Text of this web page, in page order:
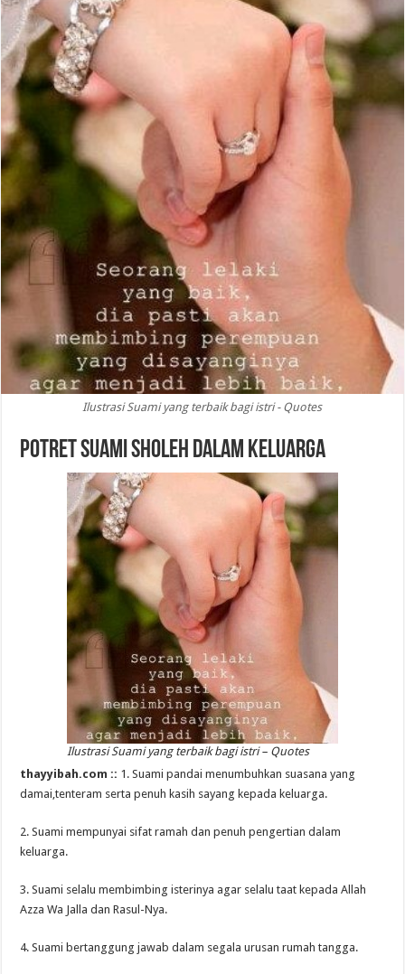
Ilustrasi Suami yang terbaik bagi istri - Quotes
Potret Suami Sholeh dalam Keluarga
Ilustrasi Suami yang terbaik bagi istri – Quotes
thayyibah.com :: 1. Suami pandai menumbuhkan suasana yang
damai,tenteram serta penuh kasih sayang kepada keluarga.
2. Suami mempunyai sifat ramah dan penuh pengertian dalam
keluarga.
3. Suami selalu membimbing isterinya agar selalu taat kepada Allah
Azza Wa Jalla dan Rasul-Nya.
4. Suami bertanggung jawab dalam segala urusan rumah tangga.